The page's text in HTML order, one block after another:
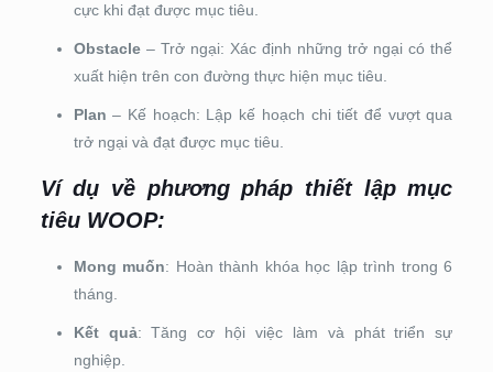
cực khi đạt được mục tiêu.
Obstacle– Trở ngại: Xác định những trở ngại có thể
xuất hiện trên con đường thực hiện mục tiêu.
Plan – Kế hoạch: Lập kế hoạch chi tiết để vượt qua
trở ngại và đạt được mục tiêu.
Ví dụ về phương pháp thiết lập mục
tiêu WOOP:
Mong muốn: Hoàn thành khóa học lập trình trong 6
tháng.
Kết quả: Tăng cơ hội việc làm và phát triển sự
nghiệp.